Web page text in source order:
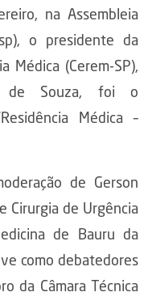
na Assembleia
o presidente da
Médica (Cerem-SP),
de Souza, foi o
Médica –
de Gerson
Cirurgia de Urgência
de Bauru da
como debatedores
da Câmara Técnica